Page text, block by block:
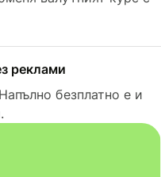
реклами
безплатно е и